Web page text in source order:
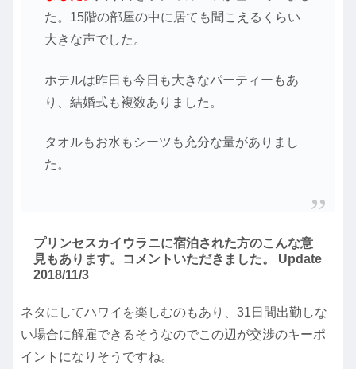
た。15階の部屋の中に居ても聞こえるくらい
大きな声でした。
ホテルは昨日も今日も大きなパーティーもあ
り、結婚式も複数ありました。
タオルもお水もシーツも充分な量がありまし
た。
プリンセスカイウラニに宿泊された方のこんな意
見もあります。コメントいただきました。 Update
2018/11/3
ネタにしてハワイを楽しむのもあり、31日間出勤しな
い場合に解雇できるそうなのでこの辺が交渉のキーポ
イントになりそうですね。